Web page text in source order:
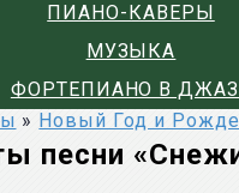
ПИАНО-КАВЕРЫ
МУЗЫКА
ФОРТЕПИАНО В
» Новый Год и
песни